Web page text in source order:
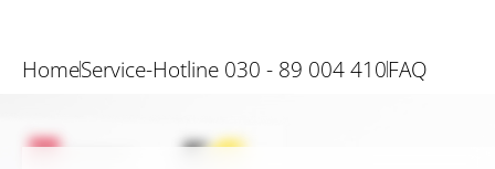
HomeService-Hotline 030 - 89 004 410FAQ